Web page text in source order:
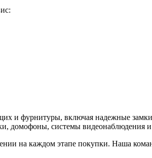
и фурнитуры, включая надежные
домофоны, системы видеонаблюдения
на каждом этапе покупки. Наша